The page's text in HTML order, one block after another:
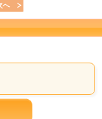
へ